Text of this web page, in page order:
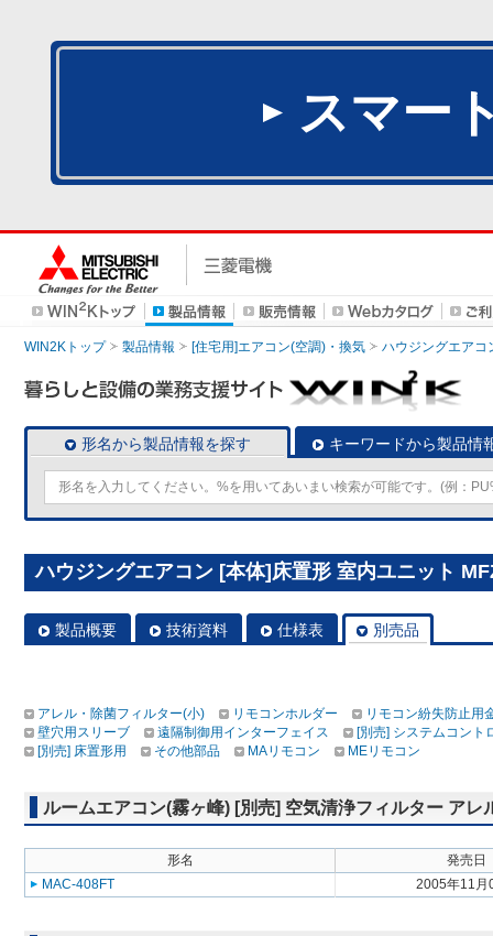
スマー
WIN2Kトップ 製品情報 [住宅用]エアコン(空調)・換気 ハウジングエアコ
形名から製品情報を探す キーワードから製品情
ハウジングエアコン [本体]床置形 室内ユニット
製品概要 技術資料 仕様表 別売品
アレル・除菌フィルター(小) リモコンホルダー
リモコン紛失防止用
壁穴用スリーブ
遠隔制御用インターフェイス
[別売] システムコント
[別売] 床置形用
その他部品 MAリモコン MEリモコン
ルームエアコン(霧ヶ峰) [別売] 空気清浄フィルター アレ
形名
発売日
MAC-408FT
2005年11月